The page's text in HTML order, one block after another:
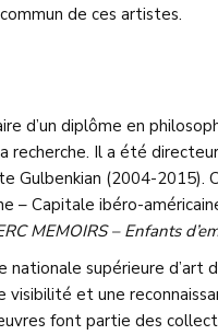
de ces artistes.
d’un diplôme en
recherche. Il a été
Gulbenkian (2004-2015).
– Capitale ibéro-
MEMOIRS – Enfants
nationale supérieure
visibilité et une
font partie des